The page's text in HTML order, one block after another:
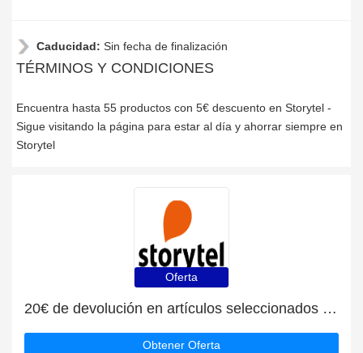
Caducidad: Sin fecha de finalización
TÉRMINOS Y CONDICIONES
Encuentra hasta 55 productos con 5€ descuento en Storytel -
Sigue visitando la página para estar al día y ahorrar siempre en
Storytel
Oferta
20€ de devolución en artículos seleccionados en Storytel
Obtener Oferta